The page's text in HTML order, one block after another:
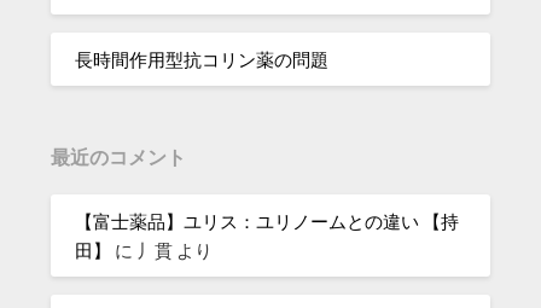
長時間作用型抗コリン薬の問題
最近のコメント
【富士薬品】ユリス：ユリノームとの違い 【持
田】
に 丿貫 より